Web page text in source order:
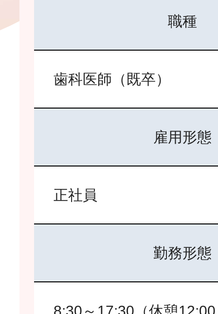
職種
歯科医師（既卒）
雇用形態
正社員
勤務形態